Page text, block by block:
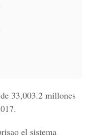
33,003.2 millones
el sistema